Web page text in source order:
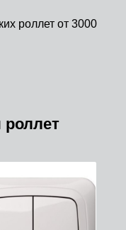
роллет от 3000
роллет